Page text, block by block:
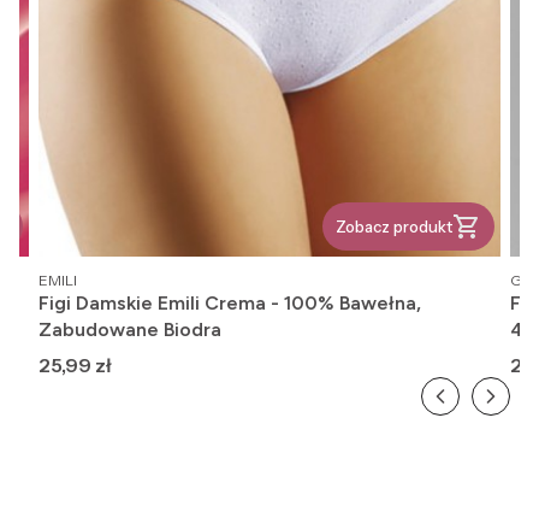
Zobacz produkt
PRODUCENT
EMILI
Figi Damskie Emili Crema - 100% Bawełna,
Zabudowane Biodra
Cena
25,99 zł